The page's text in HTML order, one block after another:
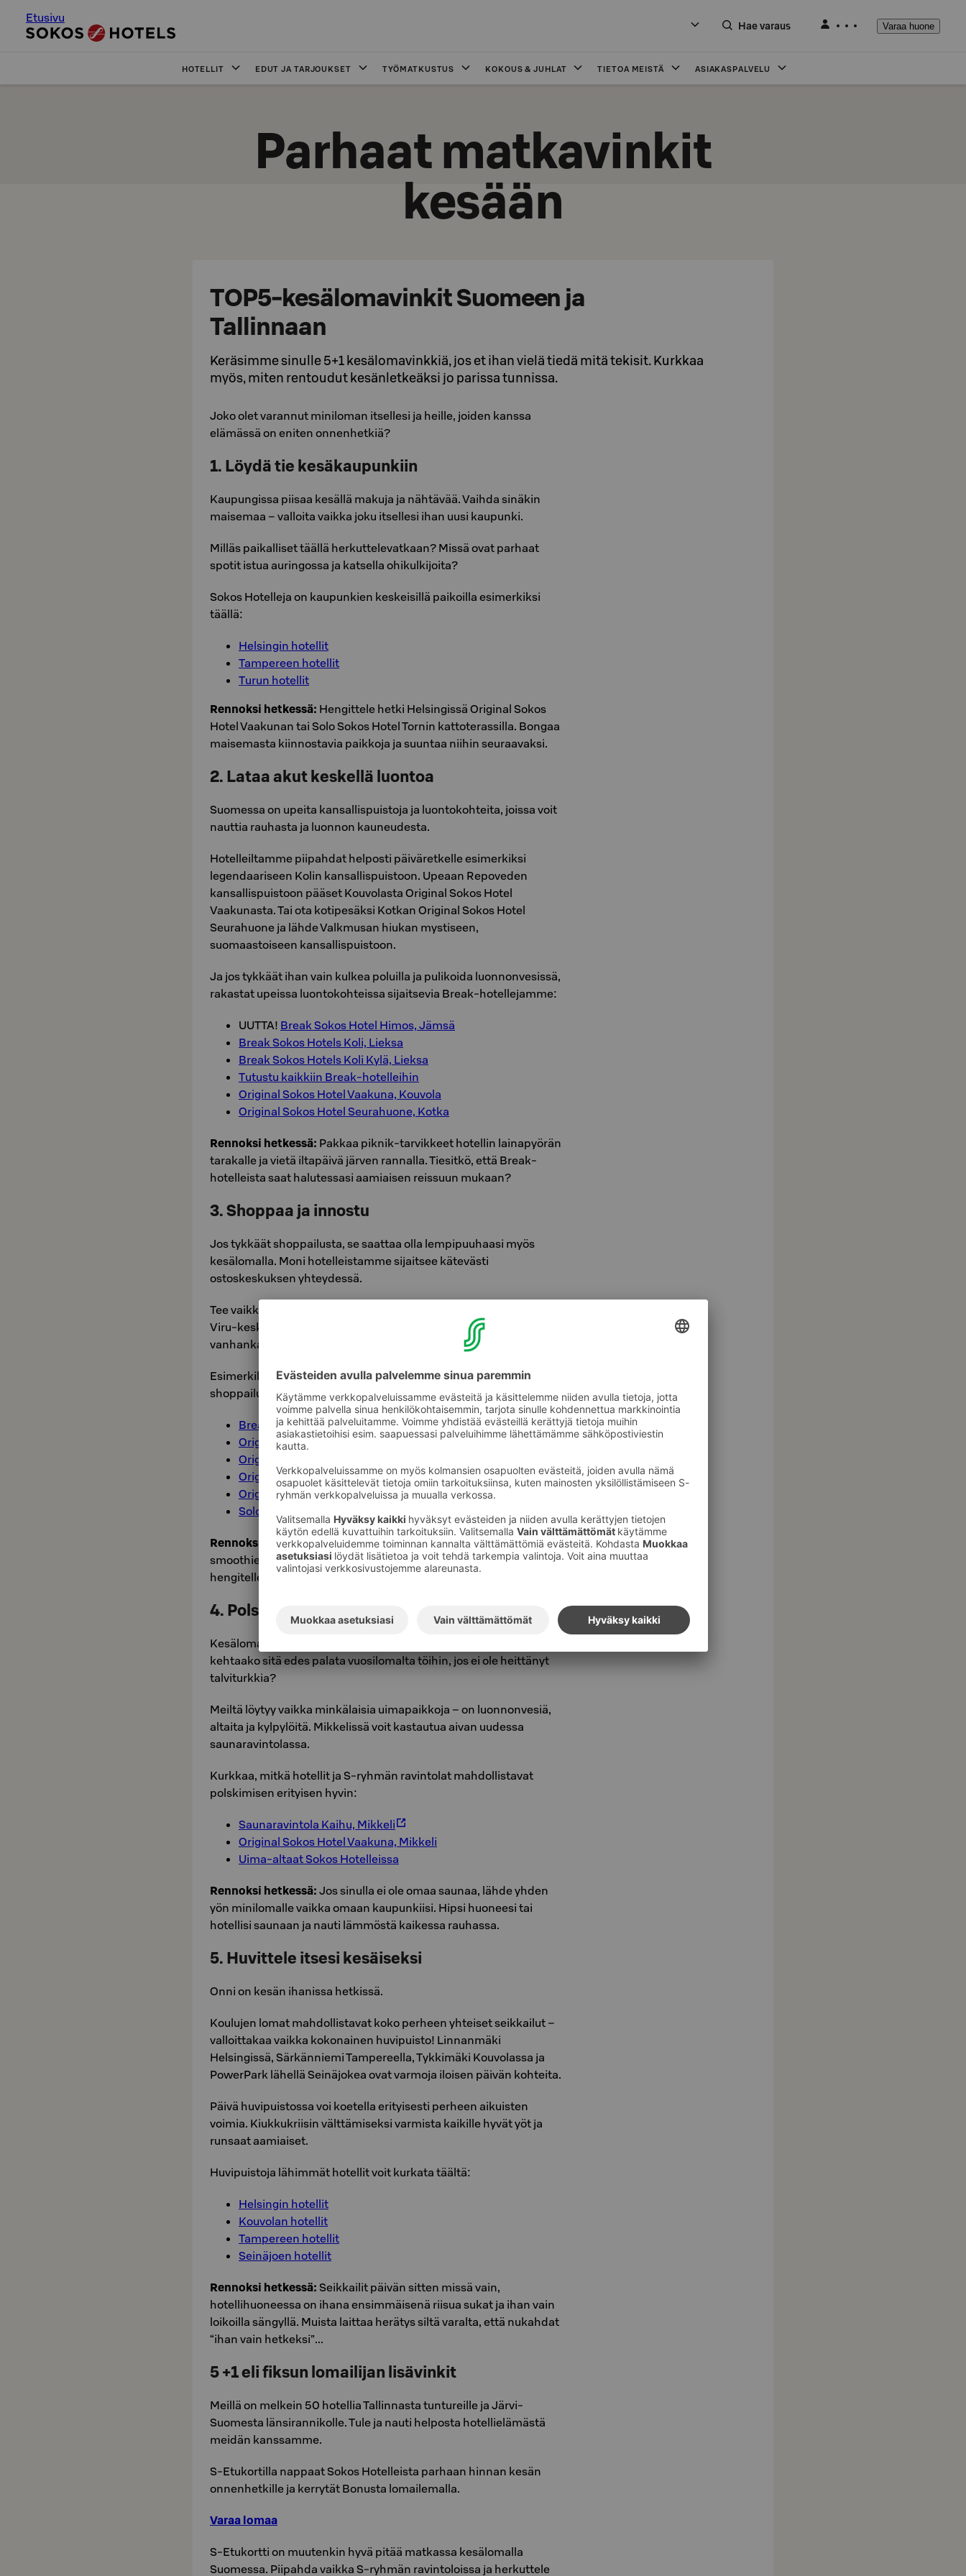
Etusivu
Hae varaus Varaa huone
HOTELLIT EDUT JA TARJOUKSET TYÖMATKUSTUS KOKOUS & JUHLAT TIETOA MEISTÄ ASIAKASPALVELU
Parhaat matkavinkit
kesään
TOP5-kesälomavinkit Suomeen ja
Tallinnaan
Keräsimme sinulle 5+1 kesälomavinkkiä, jos et ihan vielä tiedä mitä tekisit. Kurkkaa
myös, miten rentoudut kesänletkeäksi jo parissa tunnissa.
Joko olet varannut miniloman itsellesi ja heille, joiden kanssa
elämässä on eniten onnenhetkiä?
1. Löydä tie kesäkaupunkiin
Kaupungissa piisaa kesällä makuja ja nähtävää. Vaihda sinäkin
maisemaa – valloita vaikka joku itsellesi ihan uusi kaupunki.
Milläs paikalliset täällä herkuttelevatkaan? Missä ovat parhaat
spotit istua auringossa ja katsella ohikulkijoita?
Sokos Hotelleja on kaupunkien keskeisillä paikoilla esimerkiksi
täällä:
Helsingin hotellit
Tampereen hotellit
Turun hotellit
Rennoksi hetkessä: Hengittele hetki Helsingissä Original Sokos
Hotel Vaakunan tai Solo Sokos Hotel Tornin kattoterassilla. Bongaa
maisemasta kiinnostavia paikkoja ja suuntaa niihin seuraavaksi.
2. Lataa akut keskellä luontoa
Suomessa on upeita kansallispuistoja ja luontokohteita, joissa voit
nauttia rauhasta ja luonnon kauneudesta.
Hotelleiltamme piipahdat helposti päiväretkelle esimerkiksi
legendaariseen Kolin kansallispuistoon. Upeaan Repoveden
kansallispuistoon pääset Kouvolasta Original Sokos Hotel
Vaakunasta. Tai ota kotipesäksi Kotkan Original Sokos Hotel
Seurahuone ja lähde Valkmusan hiukan mystiseen,
suomaastoiseen kansallispuistoon.
Ja jos tykkäät ihan vain kulkea poluilla ja pulikoida luonnonvesissä,
rakastat upeissa luontokohteissa sijaitsevia Break-hotellejamme:
UUTTA! Break Sokos Hotel Himos, Jämsä
Break Sokos Hotels Koli, Lieksa
Break Sokos Hotels Koli Kylä, Lieksa
Tutustu kaikkiin Break-hotelleihin
Original Sokos Hotel Vaakuna, Kouvola
Original Sokos Hotel Seurahuone, Kotka
Rennoksi hetkessä: Pakkaa piknik-tarvikkeet hotellin lainapyörän
tarakalle ja vietä iltapäivä järven rannalla. Tiesitkö, että Break-
hotelleista saat halutessasi aamiaisen reissuun mukaan?
3. Shoppaa ja innostu
Jos tykkäät shoppailusta, se saattaa olla lempipuuhaasi myös
kesälomalla. Moni hotelleistamme sijaitsee kätevästi
ostoskeskuksen yhteydessä.
Tee vaikka etelänmatka – Original Sokos Hotel Viru, Kaubamaja ja
Viru-keskus ovat kaikki saman katon alla. Tallinnan
vanhankaupungin pikkupuoteihinkin on hotellilta vain lyhyt kävely.
Esimerkiksi näiden hotellien yhteydessä on erityisen hyviä
shoppailuympäristöjä:
Break Sokos Hotel Flamingo, Vantaa
Original Sokos Hotel Tripla, Helsinki
Original Sokos Hotel Vaakuna, Vaasa
Original Sokos Hotel Viru, Tallinna
Original Sokos Hotel Wiklund, Turku
Solo Sokos Hotel Lahden Seurahuone – Loft House
Rennoksi hetkessä:Etsi kivan näköinen kahvila ja tilaa jääkahvi tai
smoothie. Tarkkaile ympäristöäsi, kuuntele ääniä ympäriltäsi. Hiljaa
hengitellen virkistyt yllättävän nopeasti.
4. Polski ja virkisty vedessä
Kesäloma on täydellinen vain, kun on päässyt uimaan riittävästi. Ja
kehtaako sitä edes palata vuosilomalta töihin, jos ei ole heittänyt
talviturkkia?
Meiltä löytyy vaikka minkälaisia uimapaikkoja – on luonnonvesiä,
altaita ja kylpylöitä. Mikkelissä voit kastautua aivan uudessa
saunaravintolassa.
Kurkkaa, mitkä hotellit ja S-ryhmän ravintolat mahdollistavat
polskimisen erityisen hyvin:
Saunaravintola Kaihu, Mikkeli
Original Sokos Hotel Vaakuna, Mikkeli
Uima-altaat Sokos Hotelleissa
Rennoksi hetkessä: Jos sinulla ei ole omaa saunaa, lähde yhden
yön minilomalle vaikka omaan kaupunkiisi. Hipsi huoneesi tai
hotellisi saunaan ja nauti lämmöstä kaikessa rauhassa.
5. Huvittele itsesi kesäiseksi
Onni on kesän ihanissa hetkissä.
Koulujen lomat mahdollistavat koko perheen yhteiset seikkailut –
valloittakaa vaikka kokonainen huvipuisto! Linnanmäki
Helsingissä, Särkänniemi Tampereella, Tykkimäki Kouvolassa ja
PowerPark lähellä Seinäjokea ovat varmoja iloisen päivän kohteita.
Päivä huvipuistossa voi koetella erityisesti perheen aikuisten
voimia. Kiukkukriisin välttämiseksi varmista kaikille hyvät yöt ja
runsaat aamiaiset.
Huvipuistoja lähimmät hotellit voit kurkata täältä:
Helsingin hotellit
Kouvolan hotellit
Tampereen hotellit
Seinäjoen hotellit
Rennoksi hetkessä: Seikkailit päivän sitten missä vain,
hotellihuoneessa on ihana ensimmäisenä riisua sukat ja ihan vain
loikoilla sängyllä. Muista laittaa herätys siltä varalta, että nukahdat
“ihan vain hetkeksi”...
5 +1 eli fiksun lomailijan lisävinkit
Meillä on melkein 50 hotellia Tallinnasta tuntureille ja Järvi-
Suomesta länsirannikolle. Tule ja nauti helposta hotellielämästä
meidän kanssamme.
S-Etukortilla nappaat Sokos Hotelleista parhaan hinnan kesän
onnenhetkille ja kerrytät Bonusta lomailemalla.
Varaa lomaa
S-Etukortti on muutenkin hyvä pitää matkassa kesälomalla
Suomessa. Piipahda vaikka S-ryhmän ravintoloissa ja herkuttele